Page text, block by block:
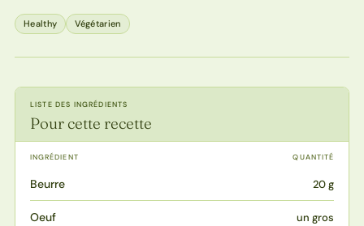
Healthy Végétarien
LISTE DES INGRÉDIENTS
Pour cette recette
INGRÉDIENT QUANTITÉ
Beurre 20 g
Oeuf un gros